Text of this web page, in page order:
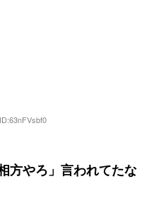
方やろ」言われてたな